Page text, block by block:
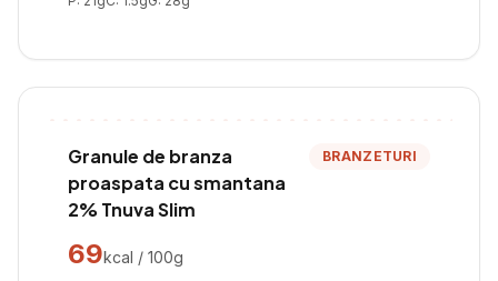
Granule de branza
proaspata cu smantana
2% Tnuva Slim
BRANZETURI
69kcal / 100g